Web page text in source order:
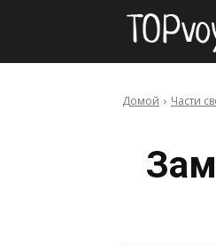
Домой Части